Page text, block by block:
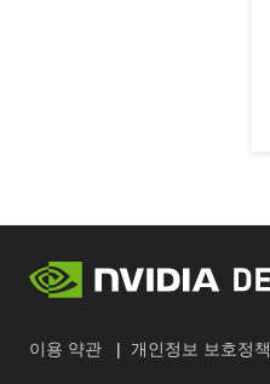
이용 약관 개인정보 보호정책